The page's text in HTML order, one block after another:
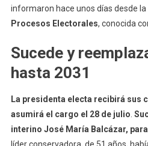
informaron hace unos días desde la
Procesos Electorales, conocida
Sucede y
hasta 2031
La presidenta electa recibirá sus
asumirá el cargo el 28 de julio.
interino José María Balcázar,